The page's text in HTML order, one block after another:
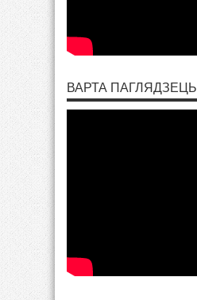
ВАРТА ПАГЛЯДЗЕЦЬ